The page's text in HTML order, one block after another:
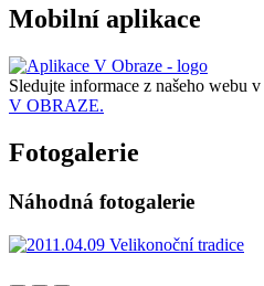
Mobilní aplikace
Sledujte informace z našeho webu v
V OBRAZE.
Fotogalerie
Náhodná fotogalerie